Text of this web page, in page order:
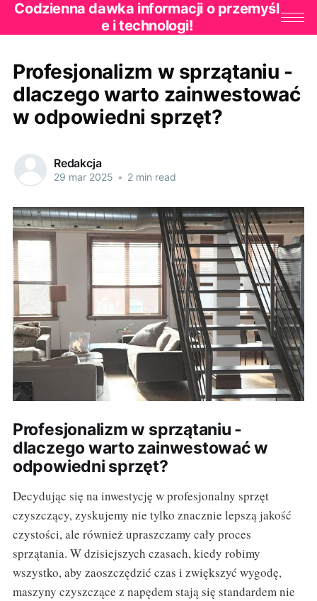
Codzienna dawka informacji o przemyśl
e i technologi!
Profesjonalizm w sprzątaniu -
dlaczego warto zainwestować
w odpowiedni sprzęt?
Redakcja
29 mar 2025 • 2 min read
Profesjonalizm w sprzątaniu -
dlaczego warto zainwestować w
odpowiedni sprzęt?
Decydując się na inwestycję w profesjonalny sprzęt
czyszczący, zyskujemy nie tylko znacznie lepszą jakość
czystości, ale również upraszczamy cały proces
sprzątania. W dzisiejszych czasach, kiedy robimy
wszystko, aby zaoszczędzić czas i zwiększyć wygodę,
maszyny czyszczące z napędem stają się standardem nie